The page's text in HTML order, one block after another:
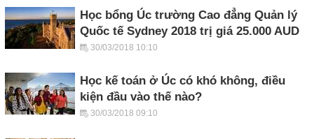
Học bổng Úc trường Cao đẳng Quản lý
Quốc tế Sydney 2018 trị giá 25.000 AUD
30/03/2018 10:10
Học kế toán ở Úc có khó không, điều
kiện đầu vào thế nào?
30/03/2018 09:10